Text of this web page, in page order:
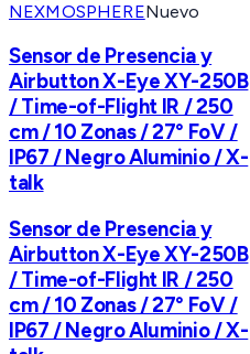
NEXMOSPHERENuevo
Sensor de Presencia y
Airbutton X-Eye XY-250B
/ Time-of-Flight IR / 250
cm / 10 Zonas / 27° FoV /
IP67 / Negro Aluminio / X-
talk
Sensor de Presencia y
Airbutton X-Eye XY-250B
/ Time-of-Flight IR / 250
cm / 10 Zonas / 27° FoV /
IP67 / Negro Aluminio / X-